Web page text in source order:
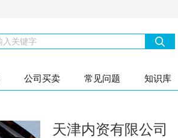
公司买卖 常见问题 知识库
天津内资有限公司